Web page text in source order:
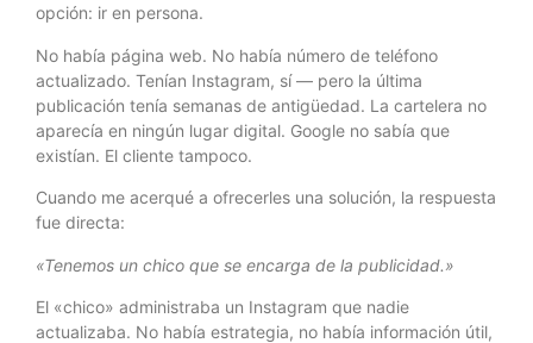
opción: ir en persona.
No había página web. No había número de teléfono
actualizado. Tenían Instagram, sí — pero la última
publicación tenía semanas de antigüedad. La cartelera no
aparecía en ningún lugar digital. Google no sabía que
existían. El cliente tampoco.
Cuando me acerqué a ofrecerles una solución, la respuesta
fue directa:
«Tenemos un chico que se encarga de la publicidad.»
El «chico» administraba un Instagram que nadie
actualizaba. No había estrategia, no había información útil,